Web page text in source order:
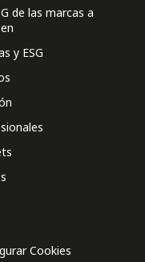
de las marcas a
y ESG
Cookies